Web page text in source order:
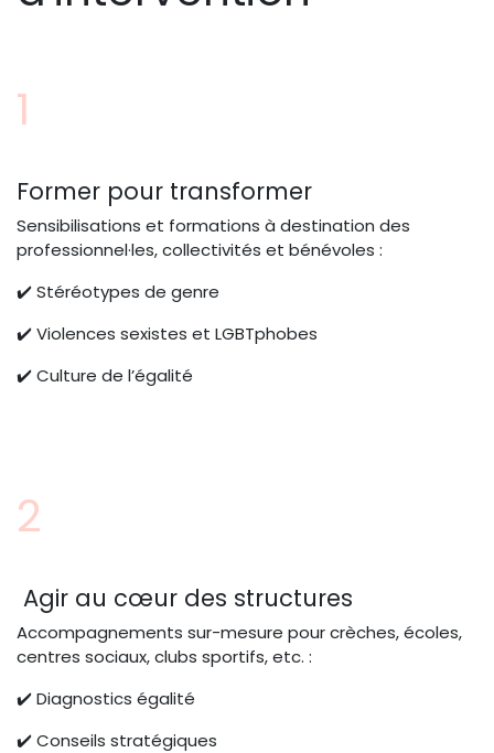
1
Former pour transformer
Sensibilisations et formations à destination des
professionnel·les, collectivités et bénévoles :
✔️ Stéréotypes de genre
✔️ Violences sexistes et LGBTphobes
✔️ Culture de l’égalité
2
Agir au cœur des structures
Accompagnements sur-mesure pour crèches, écoles,
centres sociaux, clubs sportifs, etc. :
✔️ Diagnostics égalité
✔️ Conseils stratégiques